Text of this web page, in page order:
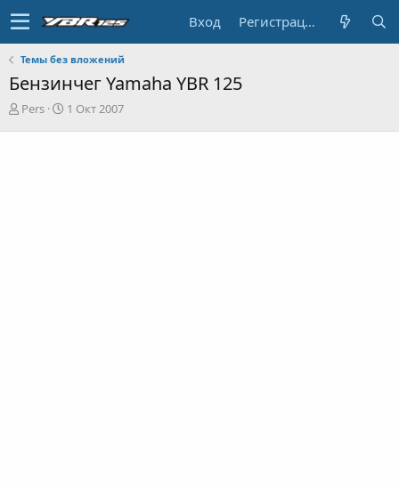
Вход Регистрация
Темы без вложений
Бензинчег Yamaha YBR 125
А
Pers
Д1 Окт 2007